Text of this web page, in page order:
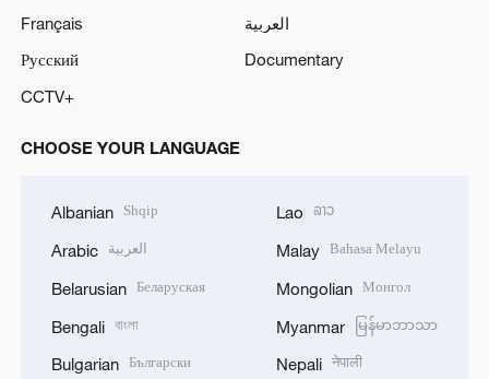
Français
العربية
Русский
Documentary
CCTV+
CHOOSE YOUR LANGUAGE
Albanian Shqip
Arabic العربية
Belarusian Беларуская
Bengali বাংলা
Bulgarian Български
Lao ລາວ
Malay Bahasa Melayu
Mongolian Монгол
Myanmar မြန်မာဘာသာ
Nepali नेपाली